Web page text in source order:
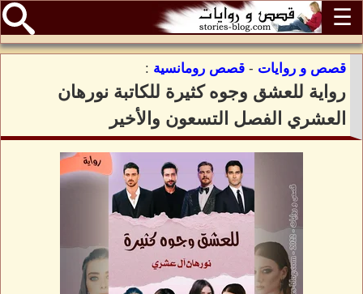
☰
قصص و روايات - قصص رومانسية :
رواية للعشق وجوه كثيرة للكاتبة نورهان
العشري الفصل التسعون والأخير